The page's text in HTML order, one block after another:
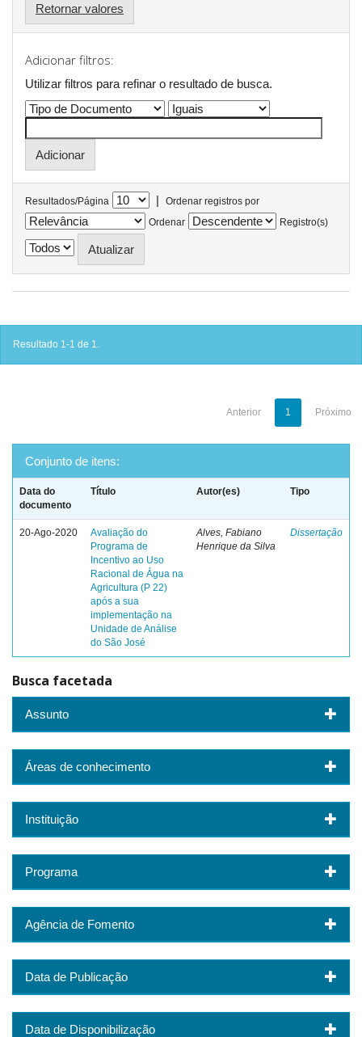
Retornar valores
Adicionar filtros:
Utilizar filtros para refinar o resultado de busca.
Resultados/Página |
Ordenar registros por
Ordenar
Registro(s)
Resultado 1-1 de 1.
Anterior 1 Próximo
Conjunto de itens:
Data do
documento
Título Autor(es) Tipo
20-Ago-2020
Avaliação do
Programa de
Incentivo ao Uso
Racional de Água na
Agricultura (P 22)
após a sua
implementação na
Unidade de Análise
do São José
Alves, Fabiano
Henrique da Silva
Dissertação
Busca facetada
Assunto
Áreas de conhecimento
Instituição
Programa
Agência de Fomento
Data de Publicação
Data de Disponibilização